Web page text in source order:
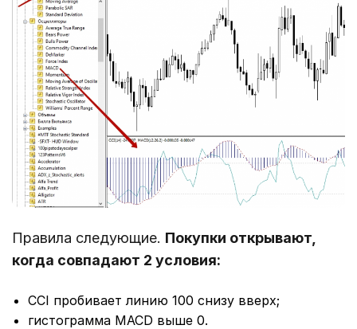
Правила следующие. Покупки открывают,
когда совпадают 2 условия:
CCI пробивает линию 100 снизу вверх;
гистограмма MACD выше 0.